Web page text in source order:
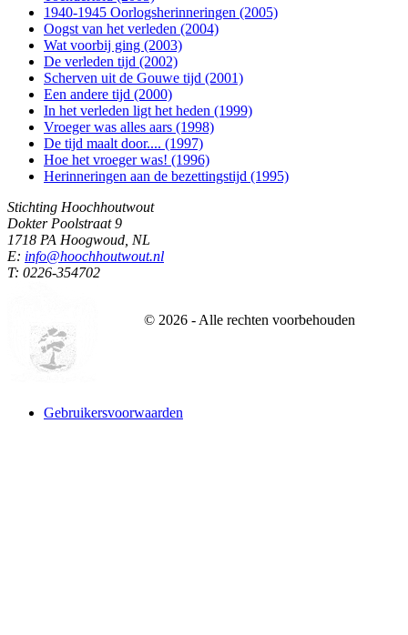
1940-1945 Oorlogsherinneringen (2005)
Oogst van het verleden (2004)
Wat voorbij ging (2003)
De verleden tijd (2002)
Scherven uit de Gouwe tijd (2001)
Een andere tijd (2000)
In het verleden ligt het heden (1999)
Vroeger was alles aars (1998)
De tijd maalt door.... (1997)
Hoe het vroeger was! (1996)
Herinneringen aan de bezettingstijd (1995)
Stichting Hoochhoutwout
Dokter Poolstraat 9
1718 PA Hoogwoud, NL
E: info@hoochhoutwout.nl
T: 0226-354702
© 2026 - Alle rechten voorbehouden
Gebruikersvoorwaarden